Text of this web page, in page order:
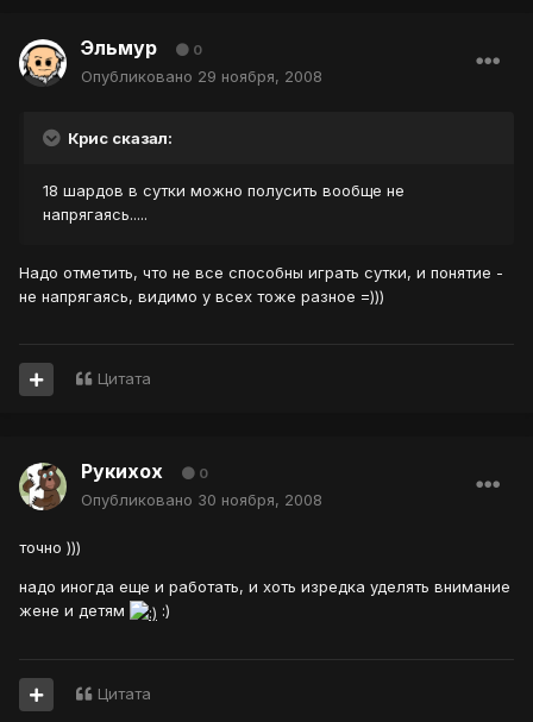
Эльмур 0
Опубликовано 29 ноября, 2008
Крис сказал:
18 шардов в сутки можно полусить вообще не
напрягаясь.....
Надо отметить, что не все способны играть сутки, и понятие -
не напрягаясь, видимо у всех тоже разное =)))
Цитата
Рукихох 0
Опубликовано 30 ноября, 2008
точно )))
надо иногда еще и работать, и хоть изредка уделять внимание
жене и детям
:)
Цитата